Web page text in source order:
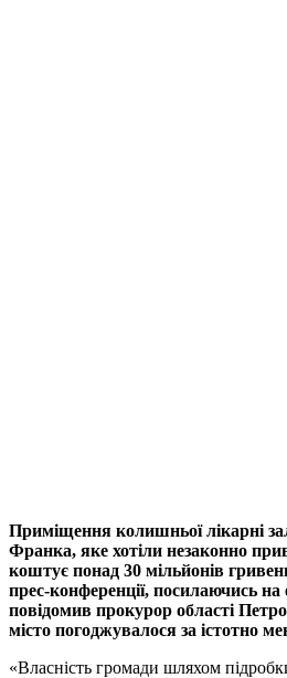
Приміщення колишньої лікарні
Франка, яке хотіли незаконно
коштує понад 30 мільйонів
прес-конференції, посилаючись на
повідомив прокурор області
місто погоджувалося за істотно
«Власність громади шляхом